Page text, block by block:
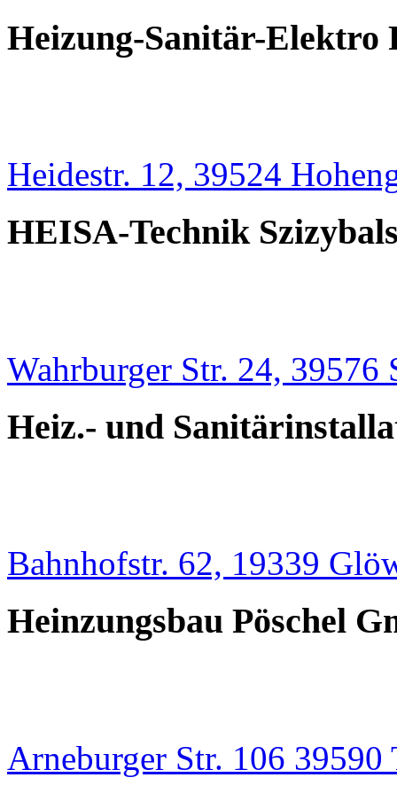
Heizung-Sanitär-Elektro
Heidestr. 12, 39524
HEISA-Technik
Wahrburger Str. 24, 39576
Heiz.- und
Bahnhofstr. 62, 19339
Heinzungsbau Pöschel
Arneburger Str. 106 39590